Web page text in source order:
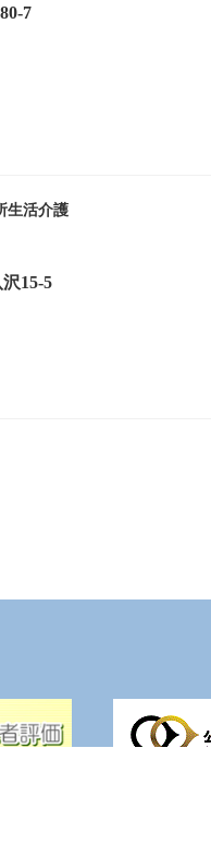
7
生活介護
15-5